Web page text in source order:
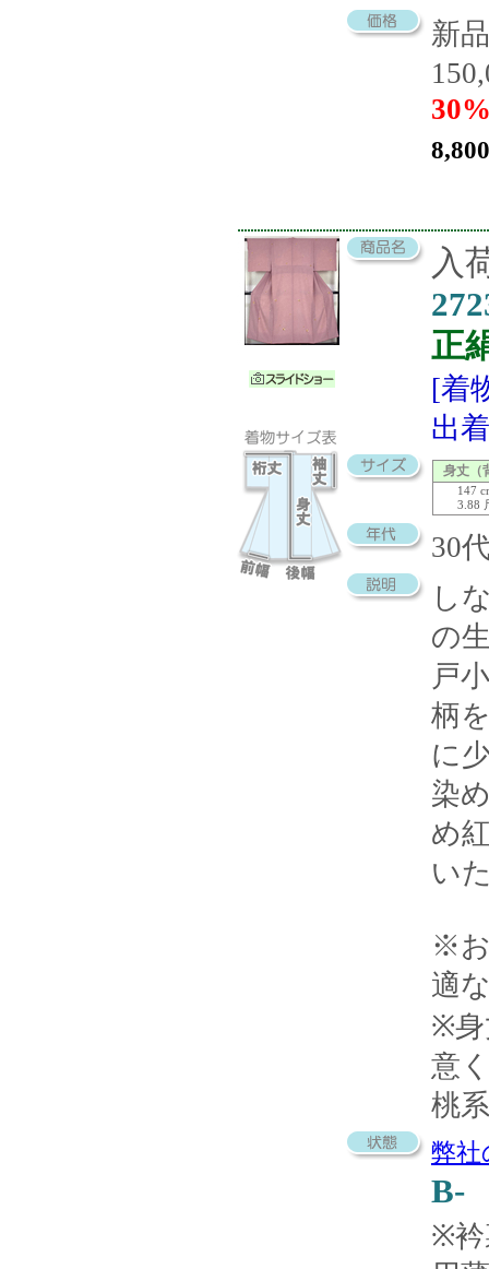
新
8,800
入
正
[着
出
身丈（
147
3.88
30
し
の
戸
柄
に
染
め
い
※お
適
※身
意
桃系
弊社
B-
※衿